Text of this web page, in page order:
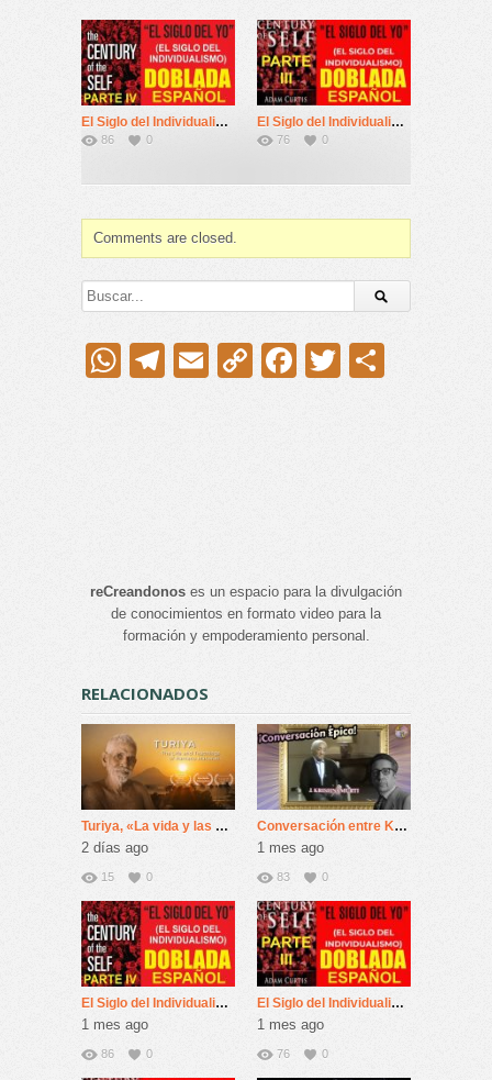
El Siglo del Individualismo: 4º Máquinas De Felicidad
86 0
El Siglo del Individualismo: 3º Máquinas De Felicidad
76 0
Comments are closed.
WhatsApp
Telegram
EmailCopyFacebook
Twitter
reCreandonos es un espacio para la divulgación
de conocimientos en formato video para la
formación y empoderamiento personal.
RELACIONADOS
Turiya, «La vida y las enseñanzas de Ramana Maharshi»
2 días ago
15 0
Conversación entre Krishnamurti y Bernard Levin (BBC-1981)
1 mes ago
83 0
El Siglo del Individualismo: 4º Máquinas De Felicidad
1 mes ago
86 0
El Siglo del Individualismo: 3º Máquinas De Felicidad
1 mes ago
76 0